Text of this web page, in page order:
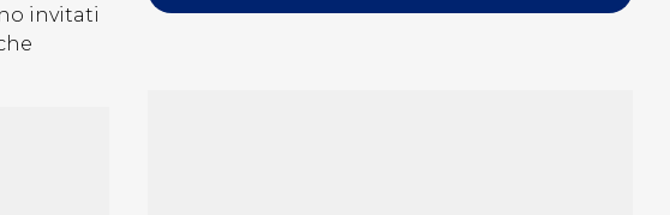
invitati